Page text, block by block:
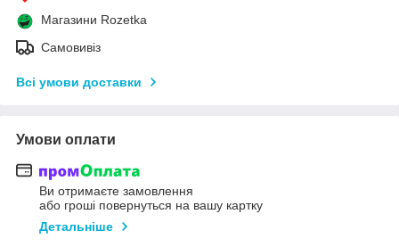
Магазини Rozetka
Самовивіз
Всі умови доставки
Умови оплати
Ви отримаєте замовлення
або гроші повернуться на вашу картку
Детальніше